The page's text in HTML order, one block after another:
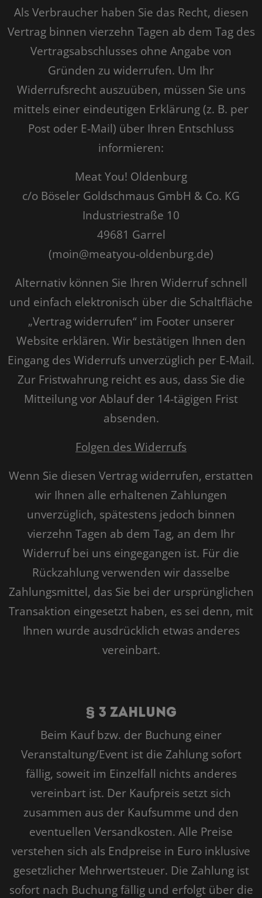
Als Verbraucher haben Sie das Recht, diesen
Vertrag binnen vierzehn Tagen ab dem Tag des
Vertragsabschlusses ohne Angabe von
Gründen zu widerrufen. Um Ihr
Widerrufsrecht auszuüben, müssen Sie uns
mittels einer eindeutigen Erklärung (z. B. per
Post oder E-Mail) über Ihren Entschluss
informieren:
Meat You! Oldenburg
c/o Böseler Goldschmaus GmbH & Co. KG
Industriestraße 10
49681 Garrel
(moin@meatyou-oldenburg.de)
Alternativ können Sie Ihren Widerruf schnell
und einfach elektronisch über die Schaltfläche
„Vertrag widerrufen“ im Footer unserer
Website erklären. Wir bestätigen Ihnen den
Eingang des Widerrufs unverzüglich per E-Mail.
Zur Fristwahrung reicht es aus, dass Sie die
Mitteilung vor Ablauf der 14-tägigen Frist
absenden.
Folgen des Widerrufs
Wenn Sie diesen Vertrag widerrufen, erstatten
wir Ihnen alle erhaltenen Zahlungen
unverzüglich, spätestens jedoch binnen
vierzehn Tagen ab dem Tag, an dem Ihr
Widerruf bei uns eingegangen ist. Für die
Rückzahlung verwenden wir dasselbe
Zahlungsmittel, das Sie bei der ursprünglichen
Transaktion eingesetzt haben, es sei denn, mit
Ihnen wurde ausdrücklich etwas anderes
vereinbart.
§ 3 Zahlung
Beim Kauf bzw. der Buchung einer
Veranstaltung/Event ist die Zahlung sofort
fällig, soweit im Einzelfall nichts anderes
vereinbart ist. Der Kaufpreis setzt sich
zusammen aus der Kaufsumme und den
eventuellen Versandkosten. Alle Preise
verstehen sich als Endpreise in Euro inklusive
gesetzlicher Mehrwertsteuer. Die Zahlung ist
sofort nach Buchung fällig und erfolgt über die